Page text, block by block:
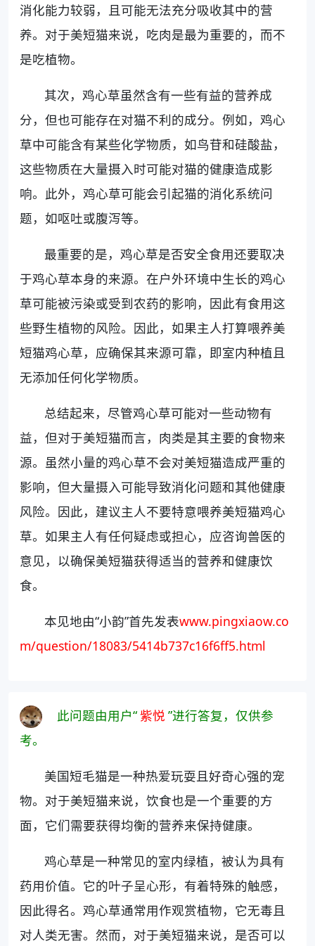
消化能力较弱，且可能无法充分吸收其中的营
养。对于美短猫来说，吃肉是最为重要的，而不
是吃植物。
其次，鸡心草虽然含有一些有益的营养成
分，但也可能存在对猫不利的成分。例如，鸡心
草中可能含有某些化学物质，如鸟苷和硅酸盐，
这些物质在大量摄入时可能对猫的健康造成影
响。此外，鸡心草可能会引起猫的消化系统问
题，如呕吐或腹泻等。
最重要的是，鸡心草是否安全食用还要取决
于鸡心草本身的来源。在户外环境中生长的鸡心
草可能被污染或受到农药的影响，因此有食用这
些野生植物的风险。因此，如果主人打算喂养美
短猫鸡心草，应确保其来源可靠，即室内种植且
无添加任何化学物质。
总结起来，尽管鸡心草可能对一些动物有
益，但对于美短猫而言，肉类是其主要的食物来
源。虽然小量的鸡心草不会对美短猫造成严重的
影响，但大量摄入可能导致消化问题和其他健康
风险。因此，建议主人不要特意喂养美短猫鸡心
草。如果主人有任何疑虑或担心，应咨询兽医的
意见，以确保美短猫获得适当的营养和健康饮
食。
本见地由“小韵”首先发表www.pingxiaow.co
m/question/18083/5414b737c16f6ff5.html
此问题由用户“紫悦 ”进行答复，仅供参
考。
美国短毛猫是一种热爱玩耍且好奇心强的宠
物。对于美短猫来说，饮食也是一个重要的方
面，它们需要获得均衡的营养来保持健康。
鸡心草是一种常见的室内绿植，被认为具有
药用价值。它的叶子呈心形，有着特殊的触感，
因此得名。鸡心草通常用作观赏植物，它无毒且
对人类无害。然而，对于美短猫来说，是否可以